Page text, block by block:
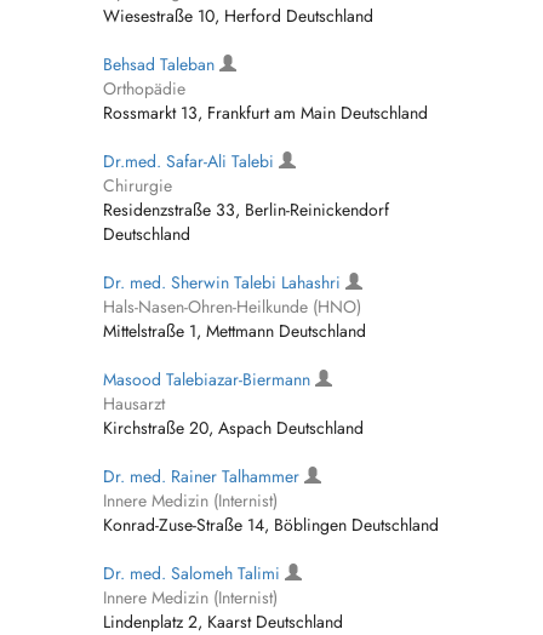
Wiesestraße 10, Herford Deutschland
Behsad Taleban
Orthopädie
Rossmarkt 13, Frankfurt am Main Deutschland
Dr.med. Safar-Ali Talebi
Chirurgie
Residenzstraße 33, Berlin-Reinickendorf
Deutschland
Dr. med. Sherwin Talebi Lahashri
Hals-Nasen-Ohren-Heilkunde (HNO)
Mittelstraße 1, Mettmann Deutschland
Masood Talebiazar-Biermann
Hausarzt
Kirchstraße 20, Aspach Deutschland
Dr. med. Rainer Talhammer
Innere Medizin (Internist)
Konrad-Zuse-Straße 14, Böblingen Deutschland
Dr. med. Salomeh Talimi
Innere Medizin (Internist)
Lindenplatz 2, Kaarst Deutschland